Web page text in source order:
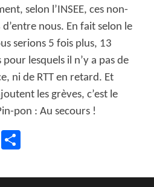
selon l’INSEE, ces non-
nous. En fait selon le
serions 5 fois plus, 13
lesquels il n’y a pas de
ni de RTT en retard. Et
les grèves, c’est le
pon : Au secours !
LinkedIn